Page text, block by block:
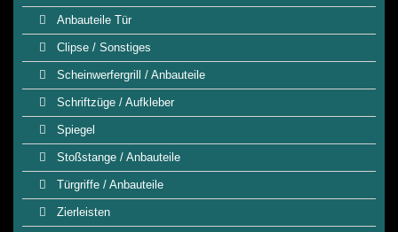
Anbauteile Tür
Clipse / Sonstiges
Scheinwerfergrill / Anbauteile
Schriftzüge / Aufkleber
Spiegel
Stoßstange / Anbauteile
Türgriffe / Anbauteile
Zierleisten